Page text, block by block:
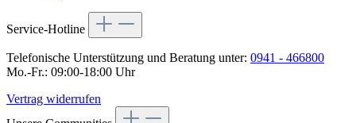
Service-Hotline
Telefonische Unterstützung und Beratung unter: 0941 - 466800
Mo.-Fr.: 09:00-18:00 Uhr
Vertrag widerrufen